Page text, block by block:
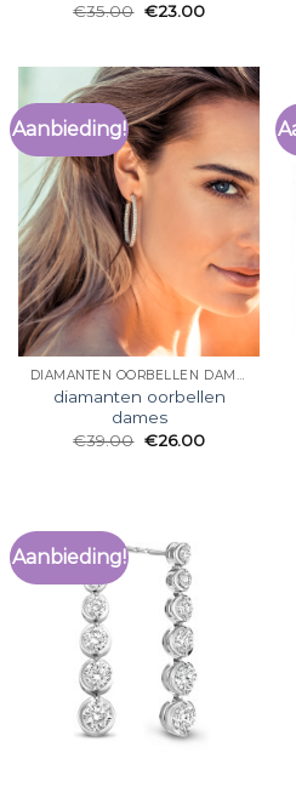
€35.00 €23.00
Aanbieding!
DIAMANTEN OORBELLEN DAMES
diamanten oorbellen
dames
€39.00 €26.00
Aanbieding!